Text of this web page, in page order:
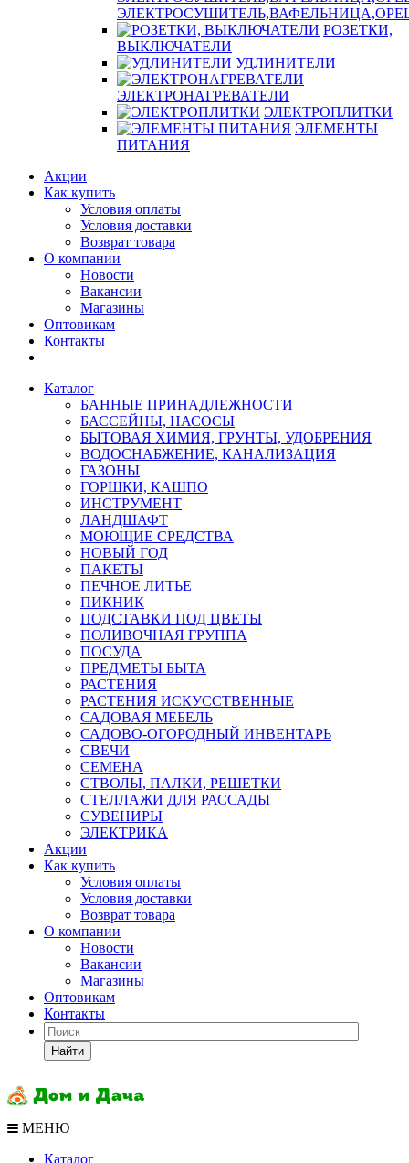
РОЗЕТКИ,
ВЫКЛЮЧАТЕЛИ
УДЛИНИТЕЛИ
ЭЛЕКТРОНАГРЕВАТЕЛИ
ЭЛЕКТРОПЛИТКИ
ЭЛЕМЕНТЫ
ПИТАНИЯ
Акции
Как купить
Условия оплаты
Условия доставки
Возврат товара
О компании
Новости
Вакансии
Магазины
Оптовикам
Контакты
Каталог
БАННЫЕ ПРИНАДЛЕЖНОСТИ
БАССЕЙНЫ, НАСОСЫ
БЫТОВАЯ ХИМИЯ, ГРУНТЫ, УДОБРЕНИЯ
ВОДОСНАБЖЕНИЕ, КАНАЛИЗАЦИЯ
ГАЗОНЫ
ГОРШКИ, КАШПО
ИНСТРУМЕНТ
ЛАНДШАФТ
МОЮЩИЕ СРЕДСТВА
НОВЫЙ ГОД
ПАКЕТЫ
ПЕЧНОЕ ЛИТЬЕ
ПИКНИК
ПОДСТАВКИ ПОД ЦВЕТЫ
ПОЛИВОЧНАЯ ГРУППА
ПОСУДА
ПРЕДМЕТЫ БЫТА
РАСТЕНИЯ
РАСТЕНИЯ ИСКУССТВЕННЫЕ
САДОВАЯ МЕБЕЛЬ
САДОВО-ОГОРОДНЫЙ ИНВЕНТАРЬ
СВЕЧИ
СЕМЕНА
СТВОЛЫ, ПАЛКИ, РЕШЕТКИ
СТЕЛЛАЖИ ДЛЯ РАССАДЫ
СУВЕНИРЫ
ЭЛЕКТРИКА
Акции
Как купить
Условия оплаты
Условия доставки
Возврат товара
О компании
Новости
Вакансии
Магазины
Оптовикам
Контакты
Найти
МЕНЮ
Каталог